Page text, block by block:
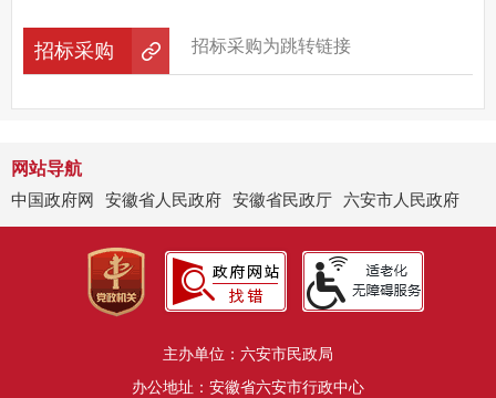
招标采购 招标采购为跳转链接
网站导航
中国政府网
安徽省人民政府 安徽省民政厅 六安市人民政府
主办单位：六安市民政局
办公地址：安徽省六安市行政中心